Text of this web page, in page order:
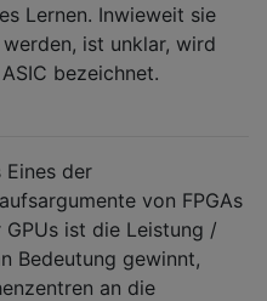
Lernen. Inwieweit sie
ist unklar, wird
bezeichnet.
Eines der
von FPGAs
GPUs ist die Leistung /
Bedeutung gewinnt,
an die